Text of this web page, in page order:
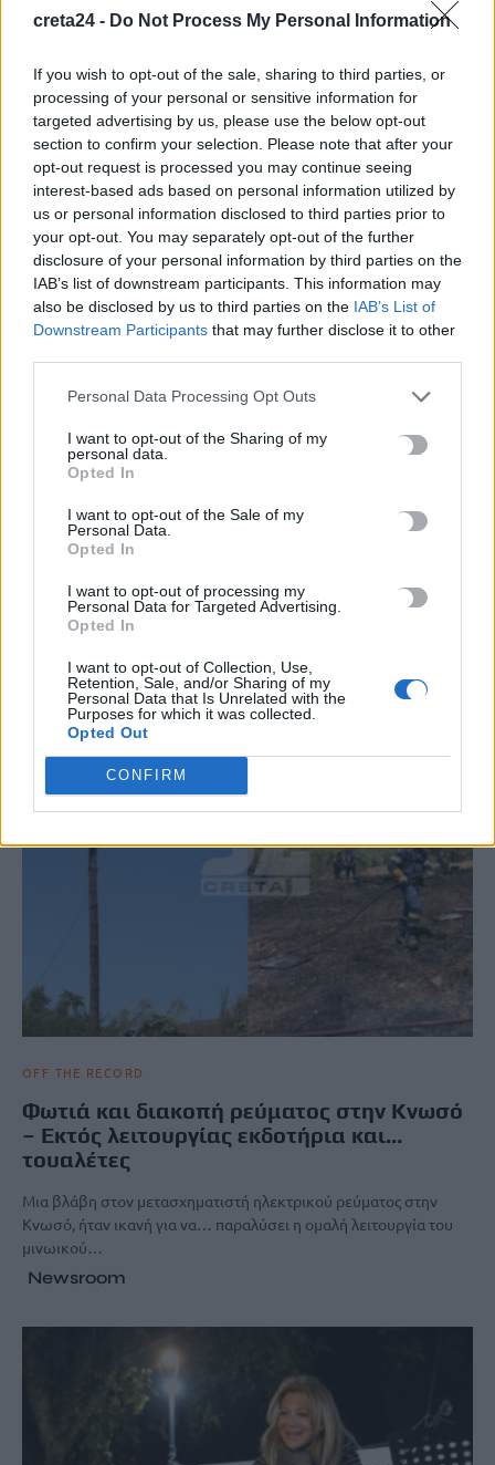
creta24 - Do Not Process My Personal Information
If you wish to opt-out of the sale, sharing to third parties, or
processing of your personal or sensitive information for
targeted advertising by us, please use the below opt-out
section to confirm your selection. Please note that after your
opt-out request is processed you may continue seeing
interest-based ads based on personal information utilized by
us or personal information disclosed to third parties prior to
your opt-out. You may separately opt-out of the further
disclosure of your personal information by third parties on the
IAB’s list of downstream participants. This information may
also be disclosed by us to third parties on the IAB’s List of
Downstream Participants that may further disclose it to other
Personal Data Processing Opt Outs
I want to opt-out of the Sharing of my
personal data.
Opted In
I want to opt-out of the Sale of my
Personal Data.
Opted In
I want to opt-out of processing my
Personal Data for Targeted Advertising.
Opted In
I want to opt-out of Collection, Use,
Retention, Sale, and/or Sharing of my
Personal Data that Is Unrelated with the
Purposes for which it was collected.
Opted Out
CONFIRM
Κεφαλά
18χρονος έσπασε παγκόσμιο ρεκόρ ως ο νεότερος άνδρας
καθηγητής -Διδάσκει συνομηλίκους του
8 Αυγούστου, 2026
Πότε θα πληρωθούν οι συντάξεις Σεπτεμβρίου
8 Αυγούστου, 2026
Τα κύματα καύσωνα στην Ιταλία, τη Γαλλία και την Ισπανία
θα αλλάξουν τη γεύση των ευρωπαϊκών κρασιών
8 Αυγούστου, 2026
TRENDING
ΑΝΟΙΑ
OFF THE RECORD
Φωτιά και διακοπή ρεύματος στην Κνωσό
– Εκτός λειτουργίας εκδοτήρια και…
τουαλέτες
Μια βλάβη στον μετασχηματιστή ηλεκτρικού ρεύματος στην
Κνωσό, ήταν ικανή για να… παραλύσει η ομαλή λειτουργία του
μινωικού…
Newsroom